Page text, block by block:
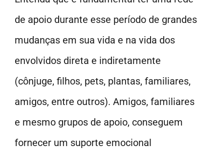
de apoio durante esse período de grandes
mudanças em sua vida e na vida dos
envolvidos direta e indiretamente
(cônjuge, filhos, pets, plantas, familiares,
amigos, entre outros). Amigos, familiares
e mesmo grupos de apoio, conseguem
fornecer um suporte emocional